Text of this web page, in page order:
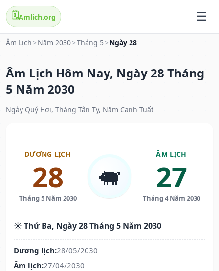
🗓️Amlich.org
Âm Lịch > Năm 2030>Tháng 5 > Ngày 28
Âm Lịch Hôm Nay, Ngày 28 Tháng
5 Năm 2030
Ngày Quý Hợi, Tháng Tân Tỵ, Năm Canh Tuất
DƯƠNG LỊCH
28
Tháng 5 Năm 2030
🐖
ÂM LỊCH
27
Tháng 4 Năm 2030
☀️ Thứ Ba, Ngày 28 Tháng 5 Năm 2030
Dương lịch:28/05/2030
Âm lịch:27/04/2030